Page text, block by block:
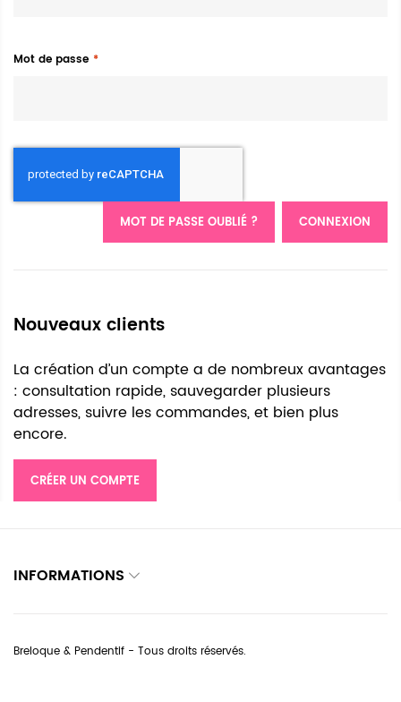
Mot de passe
CONNEXION
MOT DE PASSE OUBLIÉ ?
Nouveaux clients
La création d’un compte a de nombreux avantages
: consultation rapide, sauvegarder plusieurs
adresses, suivre les commandes, et bien plus
encore.
CRÉER UN COMPTE
INFORMATIONS
Breloque & Pendentif - Tous droits réservés.